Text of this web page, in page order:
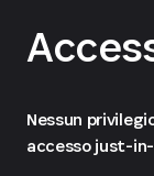
Nessun
accesso just-